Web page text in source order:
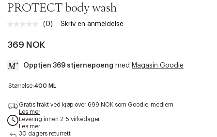
PROTECT body wash
Ingen
Samme
(0) Skriv en anmeldelse
369 NOK
Opptjen 369 stjernepoeng med Magasin Goodie
a
c
s
Størrelse:400 ML
Gratis frakt ved kjøp over 699 NOK som Goodie-medlem
Les mer
Levering innen 2-5 virkedager
Les mer
30 dagers returrett